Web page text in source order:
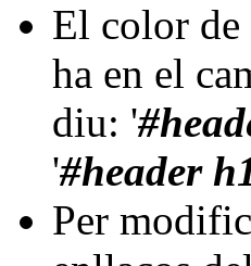
El color de
ha en el
diu: '
'#header
Per